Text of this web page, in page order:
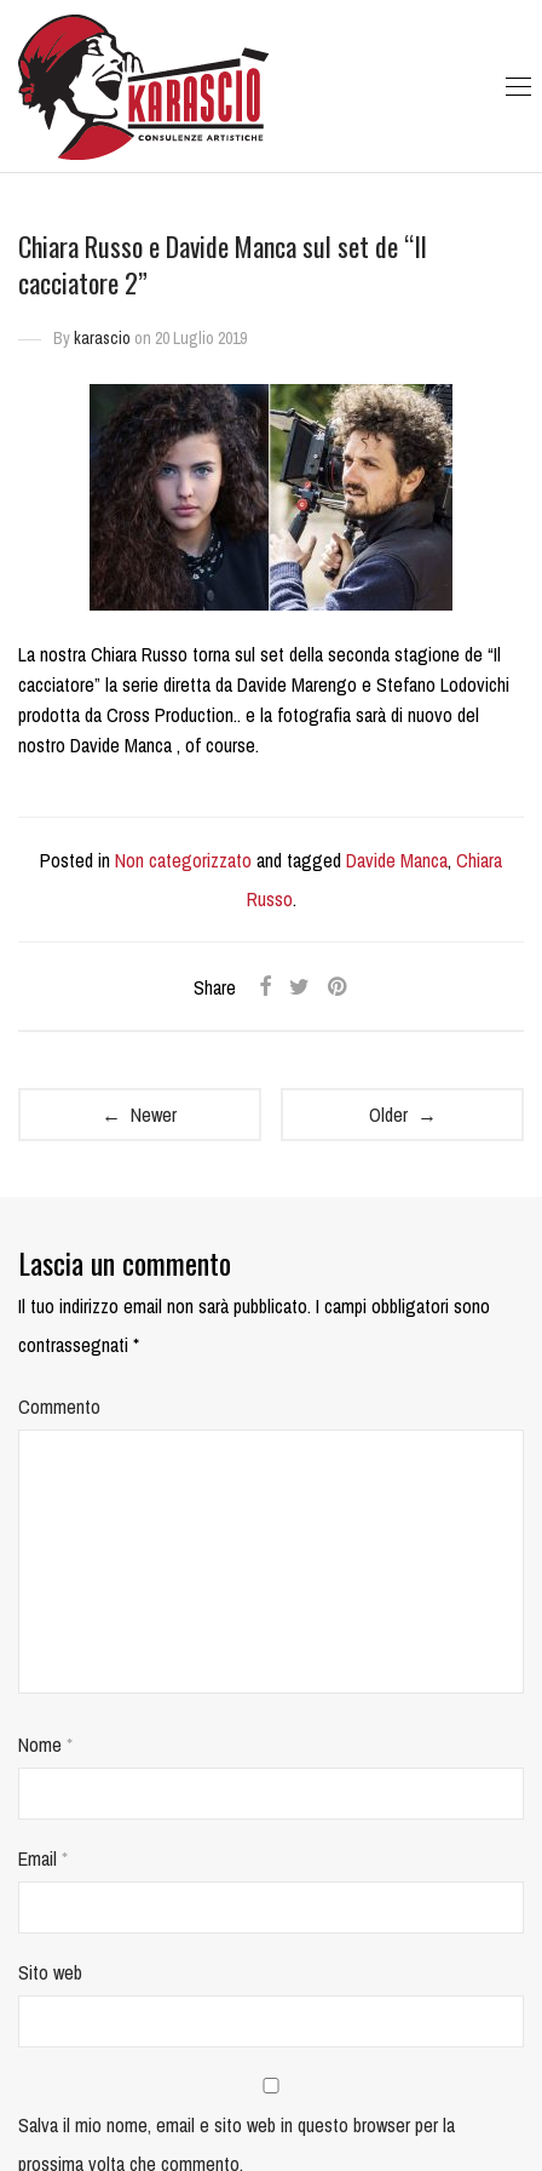
Chiara Russo e Davide Manca sul set de “Il
cacciatore 2”
Bykarascio on 20 Luglio 2019
La nostra Chiara Russo torna sul set della seconda stagione de “Il
cacciatore” la serie diretta da Davide Marengo e Stefano Lodovichi
prodotta da Cross Production.. e la fotografia sarà di nuovo del
nostro Davide Manca , of course.
Posted inNon categorizzato and taggedDavide Manca, Chiara
Russo.
Share
← Newer Older →
Lascia un commento
Il tuo indirizzo email non sarà pubblicato.I campi obbligatori sono
contrassegnati*
Commento
Nome *
Email *
Sito web
Salva il mio nome, email e sito web in questo browser per la
prossima volta che commento.